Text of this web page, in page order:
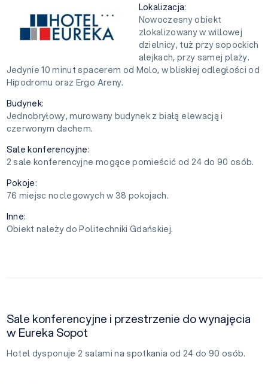
Lokalizacja:
Nowoczesny obiekt
zlokalizowany w willowej
dzielnicy, tuż przy sopockich
alejkach, przy samej plaży.
Jedynie 10 minut spacerem od Molo, w bliskiej odległości od
Hipodromu oraz Ergo Areny.
Budynek:
Jednobryłowy, murowany budynek z białą elewacją i
czerwonym dachem.
Sale konferencyjne:
2 sale konferencyjne mogące pomieścić od 24 do 90 osób.
Pokoje:
76 miejsc noclegowych w 38 pokojach.
Inne:
Obiekt należy do Politechniki Gdańskiej.
Sale konferencyjne i przestrzenie do wynajęcia
w Eureka Sopot
Hotel dysponuje 2 salami na spotkania od 24 do 90 osób.